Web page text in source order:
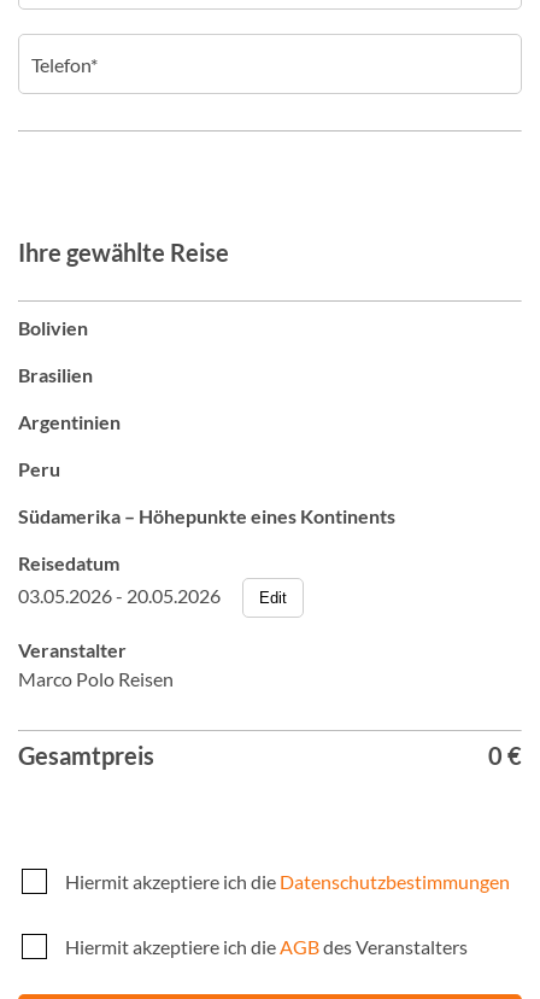
Ihre gewählte Reise
Bolivien
Brasilien
Argentinien
Peru
Südamerika – Höhepunkte eines Kontinents
Reisedatum
03.05.2026 - 20.05.2026
Edit
Veranstalter
Marco Polo Reisen
Gesamtpreis 0 €
Hiermit akzeptiere ich die Datenschutzbestimmungen
Hiermit akzeptiere ich dieAGBdes Veranstalters